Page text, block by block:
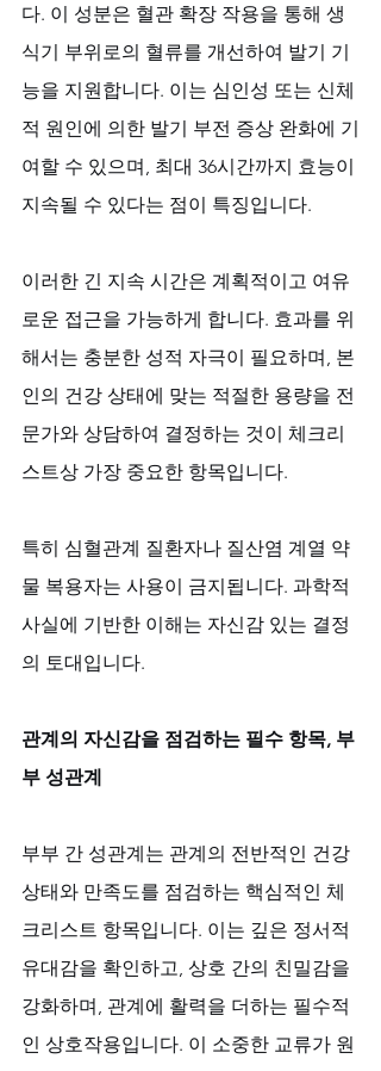
다. 이 성분은 혈관 확장 작용을 통해 생
식기 부위로의 혈류를 개선하여 발기 기
능을 지원합니다. 이는 심인성 또는 신체
적 원인에 의한 발기 부전 증상 완화에 기
여할 수 있으며, 최대 36시간까지 효능이
지속될 수 있다는 점이 특징입니다.
이러한 긴 지속 시간은 계획적이고 여유
로운 접근을 가능하게 합니다. 효과를 위
해서는 충분한 성적 자극이 필요하며, 본
인의 건강 상태에 맞는 적절한 용량을 전
문가와 상담하여 결정하는 것이 체크리
스트상 가장 중요한 항목입니다.
특히 심혈관계 질환자나 질산염 계열 약
물 복용자는 사용이 금지됩니다. 과학적
사실에 기반한 이해는 자신감 있는 결정
의 토대입니다.
관계의 자신감을 점검하는 필수 항목, 부
부 성관계
부부 간 성관계는 관계의 전반적인 건강
상태와 만족도를 점검하는 핵심적인 체
크리스트 항목입니다. 이는 깊은 정서적
유대감을 확인하고, 상호 간의 친밀감을
강화하며, 관계에 활력을 더하는 필수적
인 상호작용입니다. 이 소중한 교류가 원